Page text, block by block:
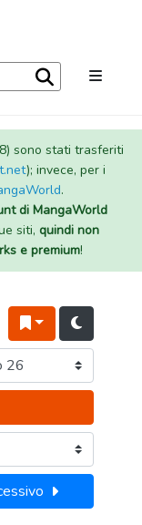
sono stati trasferiti
); invece, per i
.
di MangaWorld
siti, quindi non
e premium!